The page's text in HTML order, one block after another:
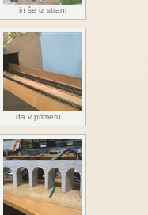
in še iz strani
da v primeru ...